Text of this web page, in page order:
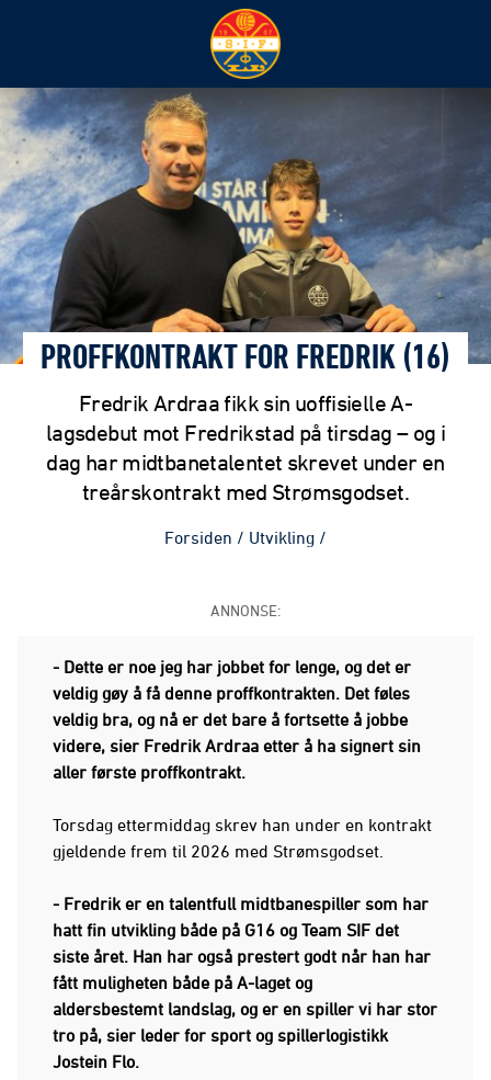
PROFFKONTRAKT FOR FREDRIK (16)
Fredrik Ardraa fikk sin uoffisielle A-
lagsdebut mot Fredrikstad på tirsdag – og i
dag har midtbanetalentet skrevet under en
treårskontrakt med Strømsgodset.
Forsiden / Utvikling /
ANNONSE:
- Dette er noe jeg har jobbet for lenge, og det er
veldig gøy å få denne proffkontrakten. Det føles
veldig bra, og nå er det bare å fortsette å jobbe
videre, sier Fredrik Ardraa etter å ha signert sin
aller første proffkontrakt.
Torsdag ettermiddag skrev han under en kontrakt
gjeldende frem til 2026 med Strømsgodset.
- Fredrik er en talentfull midtbanespiller som har
hatt fin utvikling både på G16 og Team SIF det
siste året. Han har også prestert godt når han har
fått muligheten både på A-laget og
aldersbestemt landslag, og er en spiller vi har stor
tro på, sier leder for sport og spillerlogistikk
Jostein Flo.